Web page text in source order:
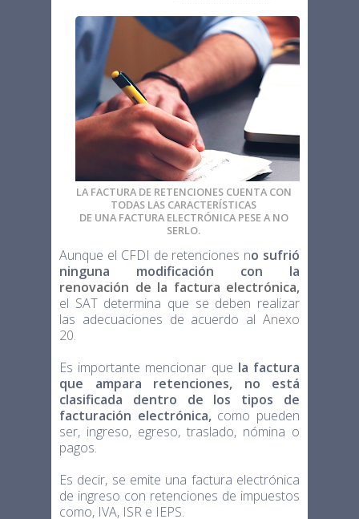
LA FACTURA DE RETENCIONES CUENTA CON
TODAS LAS CARACTERÍSTICAS
DE UNA FACTURA ELECTRÓNICA PESE A NO
SERLO.
Aunque el CFDI de retenciones no sufrió
ninguna modificación con la
renovación de la factura electrónica,
el SAT determina que se deben realizar
las adecuaciones de acuerdo al Anexo
20.
Es importante mencionar que la factura
que ampara retenciones, no está
clasificada dentro de los tipos de
facturación electrónica,como pueden
ser, ingreso, egreso, traslado, nómina o
pagos.
Es decir, se emite una factura electrónica
de ingreso con retenciones de impuestos
como, IVA, ISR e IEPS.